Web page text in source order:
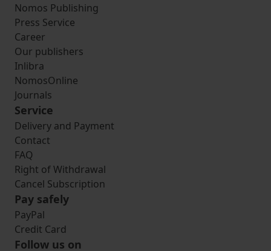
Nomos Publishing
Press Service
Career
Our publishers
Inlibra
NomosOnline
Journals
Service
Delivery and Payment
Contact
FAQ
Right of Withdrawal
Cancel Subscription
Pay safely
PayPal
Credit Card
Follow us on